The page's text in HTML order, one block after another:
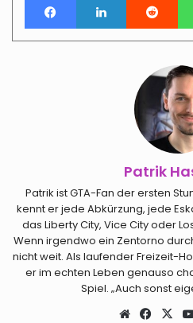
Patrik
Patrik ist GTA-Fan der ersten
kennt er jede Abkürzung, jede
das Liberty City, Vice City oder
Wenn irgendwo ein Zentorno
nicht weit. Als laufender Freizeit-
er im echten Leben genauso
Spiel. „Auch sonst
Webseite
X